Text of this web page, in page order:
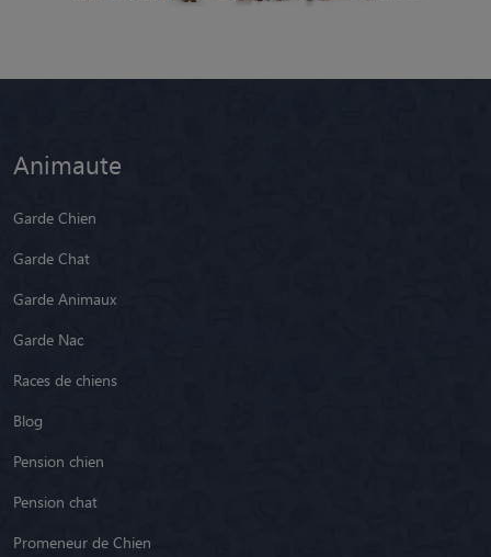
Animaute
Garde Chien
Garde Chat
Garde Animaux
Garde Nac
Races de chiens
Blog
Pension chien
Pension chat
Promeneur de Chien